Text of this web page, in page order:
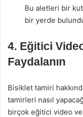
Bu aletleri bir
bir yerde
4. Eğitici
Faydalanın
Bisiklet tamiri
tamirleri nasıl
birçok eğitici video